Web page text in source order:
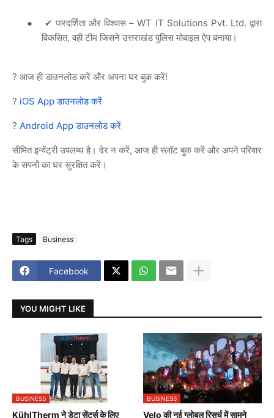
● ✔ पारदर्शिता और विश्वास – WT IT Solutions Pvt. Ltd.द्वारा
विकसित, वही टीम जिसने उत्तराखंड पुलिस मोबाइल ऐप बनाया।
? आज ही डाउनलोड करें और अपना घर बुक करें!
? iOS Appडाउनलोड करें
? Android Appडाउनलोड करें
सीमित इन्वेंट्री उपलब्ध है। देर न करें, आज ही स्लॉट बुक करें और अपने परिवार
के सपनों का घर सुरक्षित करें।
Tags Business
Facebook
YOU MIGHT LIKE
BUSINESS
KühlTherm ने डेटा सेंटर्स के लिए
BUSINESS
Velo की नई ग्लोबल रिसर्च में सामने